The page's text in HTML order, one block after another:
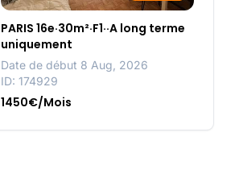
PARIS 16e·30m²·F1··A long terme
uniquement
Date de début 8 Aug, 2026
ID: 174929
1450€/Mois